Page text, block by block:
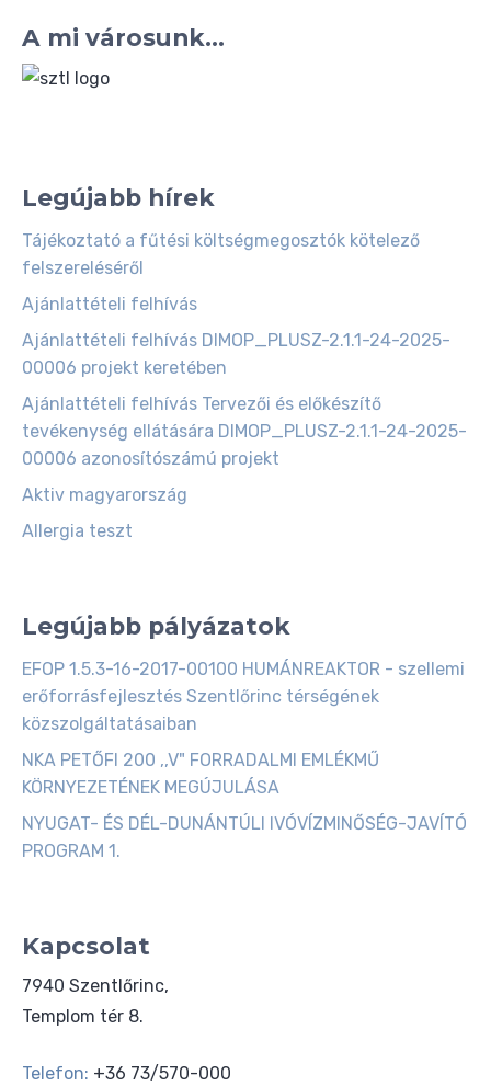
A mi városunk...
Legújabb hírek
Tájékoztató a fűtési költségmegosztók kötelező
felszereléséről
Ajánlattételi felhívás
Ajánlattételi felhívás DIMOP_PLUSZ-2.1.1-24-2025-
00006 projekt keretében
Ajánlattételi felhívás Tervezői és előkészítő
tevékenység ellátására DIMOP_PLUSZ-2.1.1-24-2025-
00006 azonosítószámú projekt
Aktiv magyarország
Allergia teszt
Legújabb pályázatok
EFOP 1.5.3-16-2017-00100 HUMÁNREAKTOR - szellemi
erőforrásfejlesztés Szentlőrinc térségének
közszolgáltatásaiban
NKA PETŐFI 200 ,,V" FORRADALMI EMLÉKMŰ
KÖRNYEZETÉNEK MEGÚJULÁSA
NYUGAT- ÉS DÉL-DUNÁNTÚLI IVÓVÍZMINŐSÉG-JAVÍTÓ
PROGRAM 1.
Kapcsolat
7940 Szentlőrinc,
Templom tér 8.
Telefon: +36 73/570-000